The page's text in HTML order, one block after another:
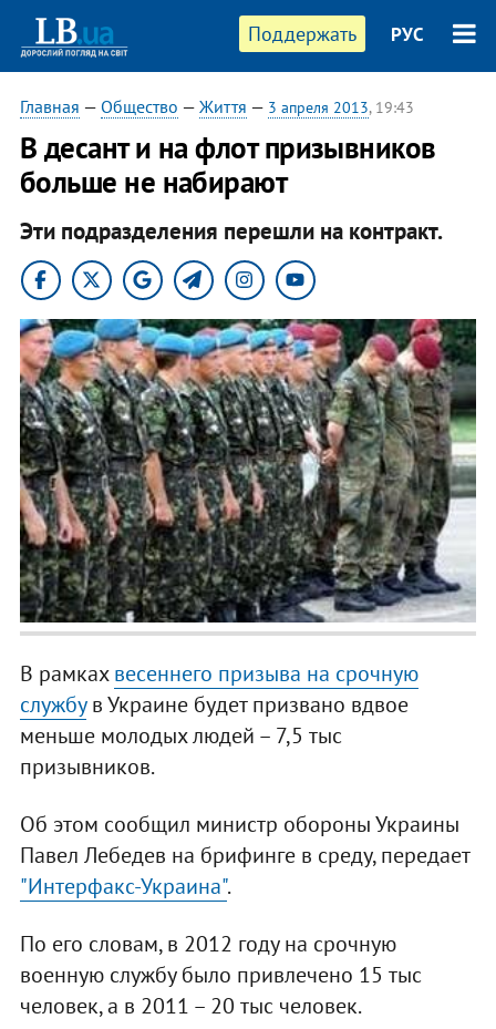
Поддержать РУС
Главная — Общество — Життя — 3 апреля 2013, 19:43
В десант и на флот призывников
больше не набирают
Эти подразделения перешли на контракт.
В рамкахвесеннего призыва на срочную
службув Украине будет призвано вдвое
меньше молодых людей – 7,5 тыс
призывников.
Об этом сообщил министр обороны Украины
Павел Лебедев на брифинге в среду, передает
"Интерфакс-Украина".
По его словам, в 2012 году на срочную
военную службу было привлечено 15 тыс
человек, а в 2011 – 20 тыс человек.